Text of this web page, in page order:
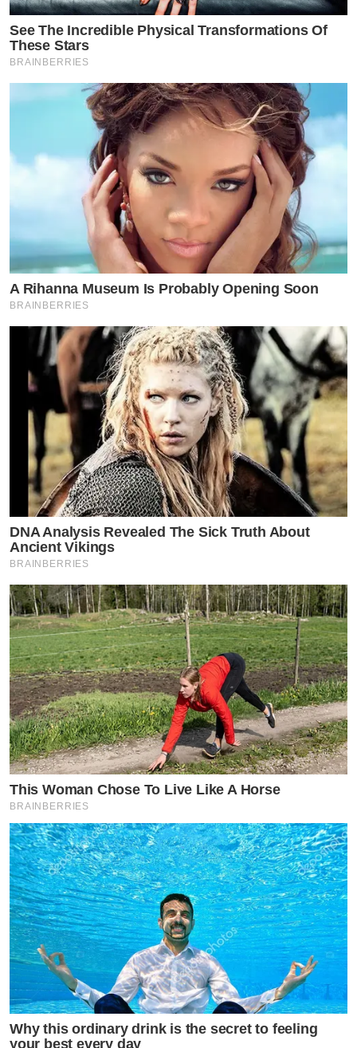
เป็นภาวะที่ร่างกายมีอุณภูมิสูงเกิน 40 องศาเซลเซียส🌡️
.
😵‍💫จนทำให้เกิดอาการ วิงเวียนศีรษะ สับสน
พูดไม่ชัด กระสับกระส่าย เห็นภาพหลอน
ไปจนถึงหมดสติ กดลิ้งค์รับข้อมูล อาหารเสริมบำรุงตับ จาก
เกาหลีเพิ่มเติ่มได้ที่ Link ด้านล่าง
https://www.tvpoolreward.com/
เมื่อสุขภาพดีแล้วจำเป็นต้องดูแลสุขภาพผิวด้วย
เราขอแนะนำ
โฟมล้างหน้า24พลัส หนึ่งเดียวที่มีเซรั่มสาหร่ายตัวท๊อป มาส
ต์ทิ้งไว้30วิ ป้องกันสิว
หลังจากนั้นทาครีมกันแดด24พลัส ป้องกันแสงยูวีและแสงสี
ใช้3ผลิตภัณฑ์นี้ ควบคู่ผิวหน้าของคุณจะเปลี่ยนไปทันทีที่ใช้
ครั้งแรก ใช้ดีแล้วบอกต่อคนที่รัก
กดลิ้งค์รับข้อมูล โฟมเซรั่ม และครีมกันแดดและเซรั่มเข้มข้น
เพิ่มเติ่มได้ที่ Link ด้านล่าง https://24plusthailand.com/
by TVPOOL ONLINE
See The Incredible Physical Transformations Of
These Stars
BRAINBERRIES
A Rihanna Museum Is Probably Opening Soon
BRAINBERRIES
DNA Analysis Revealed The Sick Truth About
Ancient Vikings
BRAINBERRIES
This Woman Chose To Live Like A Horse
BRAINBERRIES
Why this ordinary drink is the secret to feeling
your best every day